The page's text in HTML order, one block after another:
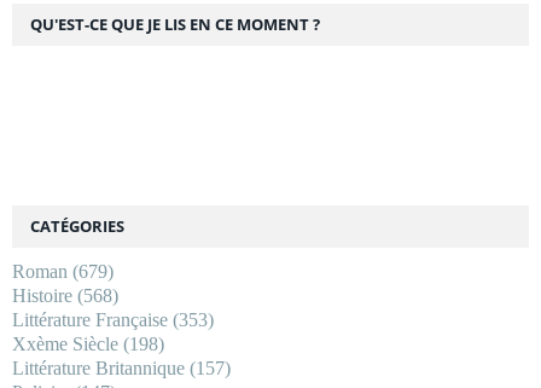
CATÉGORIES
Roman (679)
Histoire (568)
Littérature Française (353)
Xxème Siècle (198)
Littérature Britannique (157)
QU'EST-CE QUE JE LIS EN CE MOMENT ?